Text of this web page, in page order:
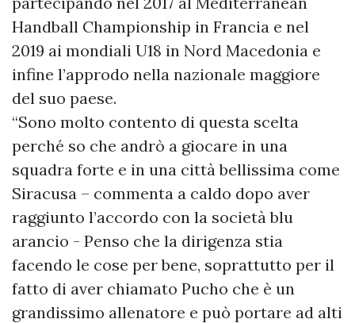
Handball Championship in Francia e nel
2019 ai mondiali U18 in Nord Macedonia e
infine l’approdo nella nazionale maggiore
del suo paese.
“Sono molto contento di questa scelta
perché so che andrò a giocare in una
squadra forte e in una città bellissima come
Siracusa – commenta a caldo dopo aver
raggiunto l’accordo con la società blu
arancio - Penso che la dirigenza stia
facendo le cose per bene, soprattutto per il
fatto di aver chiamato Pucho che è un
grandissimo allenatore e può portare ad alti